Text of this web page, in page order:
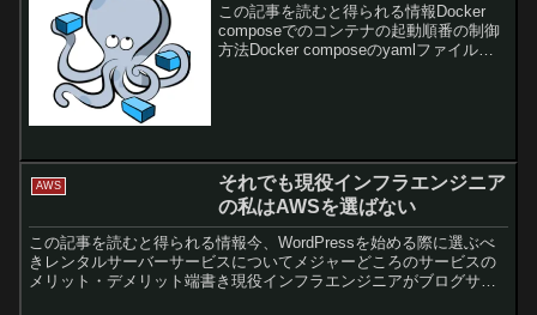
この記事を読むと得られる情報Docker
composeでのコンテナの起動順番の制御
方法Docker composeのyamlファイル変
AWS
それでも現役インフラエンジニア
の私はAWSを選ばない
この記事を読むと得られる情報今、WordPressを始める際に選ぶべ
きレンタルサーバーサービスについてメジャーどころのサービスの
メリット・デメリット端書き現役インフラエンジニアがブログサー